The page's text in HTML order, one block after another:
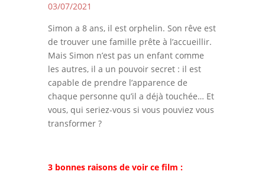
03/07/2021
Simon a 8 ans, il est orphelin. Son rêve est
de trouver une famille prête à l’accueillir.
Mais Simon n’est pas un enfant comme
les autres, il a un pouvoir secret : il est
capable de prendre l’apparence de
chaque personne qu’il a déjà touchée… Et
vous, qui seriez-vous si vous pouviez vous
transformer ?
3 bonnes raisons de voir ce film :